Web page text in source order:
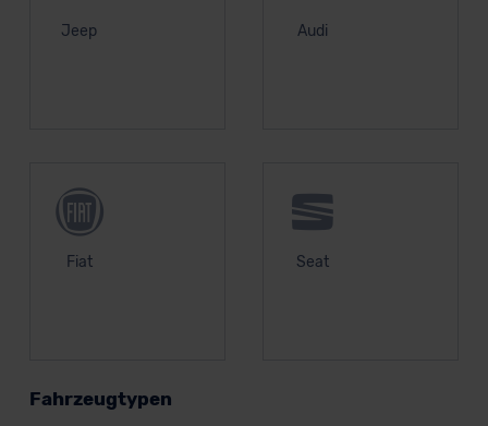
Jeep Audi
Fiat Seat
Fahrzeugtypen